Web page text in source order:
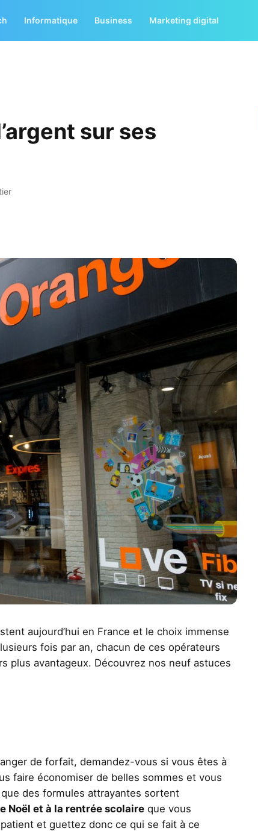
Informatique Business Marketing digital
sur ses
aujourd’hui en France et le choix immense
fois par an, chacun de ces opérateurs
plus avantageux. Découvrez nos neuf astuces
de forfait, demandez-vous si vous êtes à
faire économiser de belles sommes et vous
des formules attrayantes sortent
Noël et à la rentrée scolaire que vous
et guettez donc ce qui se fait à ce